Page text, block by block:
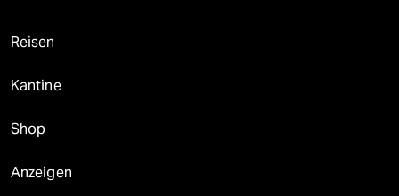
Reisen
Kantine
Shop
Anzeigen